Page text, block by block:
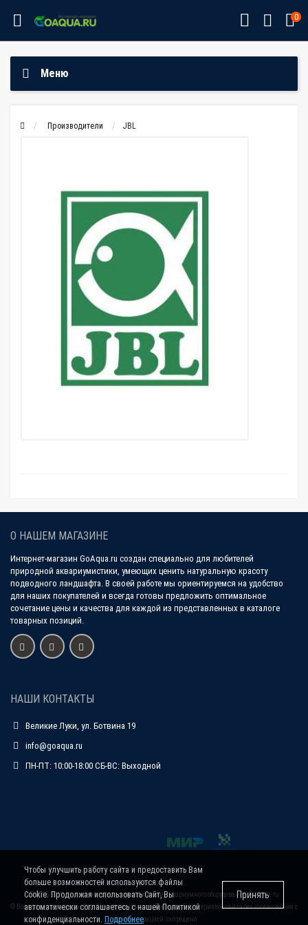
0
Меню
Производители JBL
О НАШЕМ МАГАЗИНЕ
Интернет-магазин GoAqua.ru создан специально для любителей
природной аквариумистики, умеющих ценить натуральную красоту
подводного ландшафта. В своей работе мы ориентируемся на удобство
для наших покупателей и всегда готовы предложить оптимальное
сочетание цены и качества для каждой из представленных в каталоге
товарных позиций.
НАШИ КОНТАКТЫ
Великие Луки, ул. Ботвина 19
info@goaqua.ru
ПН-ПТ: 10:00-18:00 СБ-ВС: Выходной
© 2015-2019 Интернет-магазин аквариумов и аквариумного оборудованияGoAqua.ru
© Все права защищены. Полное или частичное копирование материалов сайта без согласования с
администрацией запрещено
Чтобы улучшить работу сайта и предоставить Вам
больше возможностей используются файлы
Cookie. Продолжая использовать Сайт, Вы
автоматически соглашаетесь с нашей Политикой
конфиденциальности. Подробнее
Принять